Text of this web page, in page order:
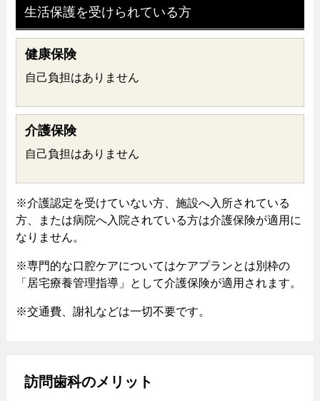
生活保護を受けられている方
健康保険
自己負担はありません
介護保険
自己負担はありません
※介護認定を受けていない方、施設へ入所されている
方、または病院へ入院されている方は介護保険が適用に
なりません。
※専門的な口腔ケアについてはケアプランとは別枠の
「居宅療養管理指導」として介護保険が適用されます。
※交通費、謝礼などは一切不要です。
訪問歯科のメリット